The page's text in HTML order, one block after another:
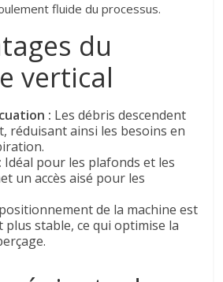
fluide du processus.
du
vertical
: Les débris descendent
réduisant ainsi les besoins en
Idéal pour les plafonds et les
un accès aisé pour les
de la machine est
plus stable, ce qui optimise la